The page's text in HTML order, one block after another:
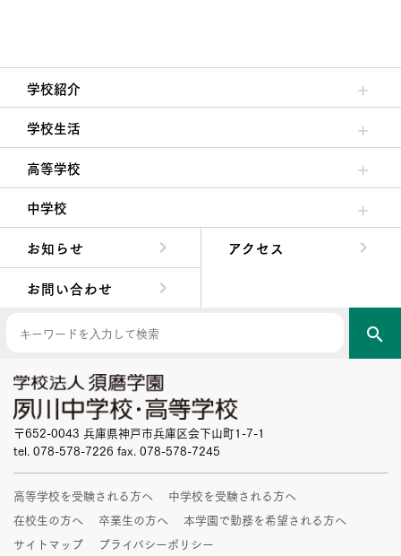
学校紹介
理事長/学園長メッセージ
安心して任せられる学校
沿革
施設・設備
大学合格実績
学校生活
クラブ活動・生徒会活動
夙川ブログ
制服紹介
夙川カレンダー
高等学校
高校校長からの挨拶
高校の教育方針／特色
特進コース／進学コース
年間行事
先輩たちの声・生徒たちの声
中学校
中学校長からの挨拶
中学校の教育方針／特色
Aコース／Bコース
年間行事
先輩たちの声・生徒たちの声
お知らせ
アクセス
お問い合わせ
search
〒652-0043 兵庫県神戸市兵庫区会下山町1-7-1
tel. 078-578-7226 fax. 078-578-7245
高等学校を受験される方へ
中学校を受験される方へ
在校生の方へ
卒業生の方へ
本学園で勤務を希望される方へ
サイトマップ
プライバシーポリシー